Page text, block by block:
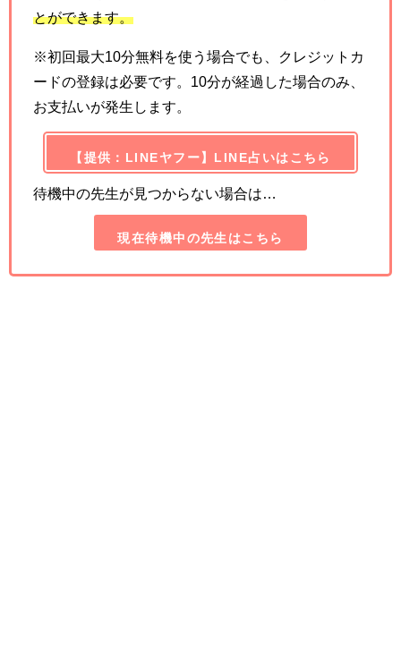
とができます。
※初回最大10分無料を使う場合でも、クレジットカ
ードの登録は必要です。10分が経過した場合のみ、
お支払いが発生します。
【提供：LINEヤフー】LINE占いはこちら
待機中の先生が見つからない場合は…
現在待機中の先生はこちら